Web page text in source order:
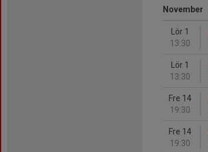
November
Lör 1
13:30
Lör 1
13:30
Fre 14
19:30
Fre 14
19:30